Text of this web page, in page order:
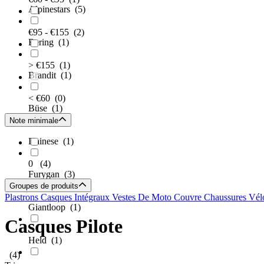
Alpinestars (5)
Bering (1)
Brandit (1)
Büse (1)
Dainese (1)
Furygan (3)
Giantloop (1)
Held (1)
€95 - €155 (2)
> €155 (1)
< €60 (0)
Note minimale
0 (4)
Groupes de produits
Plastrons Casques Intégraux Vestes De Moto Couvre Chaussures
Casques Pilote
(4)